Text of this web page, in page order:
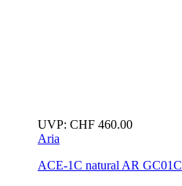
UVP: CHF 460.00
Aria
ACE-1C natural AR GC01C